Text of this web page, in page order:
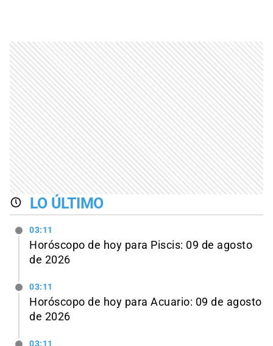
LO ÚLTIMO
03:11
Horóscopo de hoy para Piscis: 09 de agosto
de 2026
03:11
Horóscopo de hoy para Acuario: 09 de agosto
de 2026
03:11